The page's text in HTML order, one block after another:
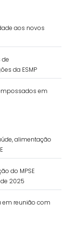
aos novos
de
da ESMP
em
alimentação
do MPSE
2025
em reunião com